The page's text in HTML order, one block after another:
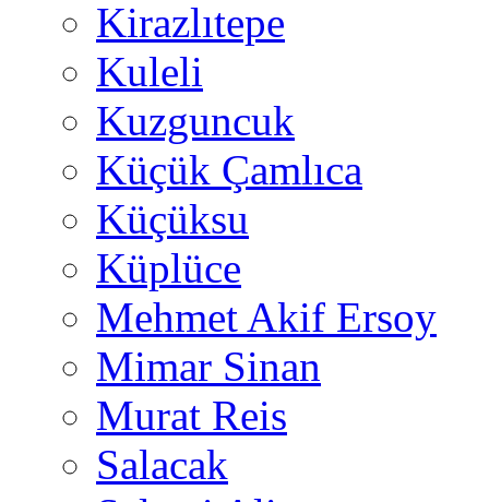
Kirazlıtepe
Kuleli
Kuzguncuk
Küçük Çamlıca
Küçüksu
Küplüce
Mehmet Akif Ersoy
Mimar Sinan
Murat Reis
Salacak